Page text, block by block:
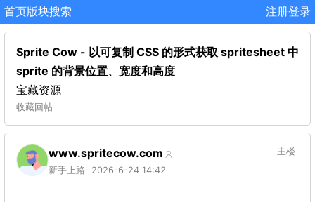
首页版块搜索 注册登录
Sprite Cow - 以可复制 CSS 的形式获取 spritesheet 中
sprite 的背景位置、宽度和高度
宝藏资源
收藏回帖
www.spritecow.com
新手上路 2026-6-24 14:42
主楼